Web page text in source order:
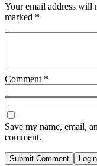
Your email address will
marked *
Comment *
Save my name, email,
comment.
Submit Comment Login